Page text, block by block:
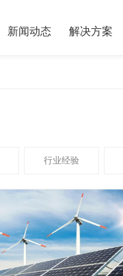
新闻动态 解决方案
行业经验